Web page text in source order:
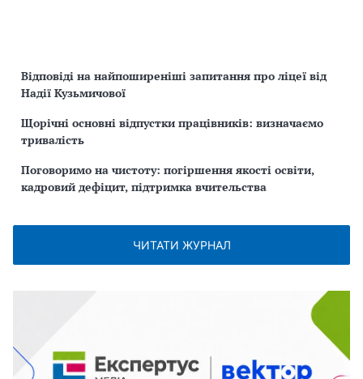
Відповіді на найпоширеніші запитання про ліцеї від
Надії Кузьмичової
Щорічні основні відпустки працівників: визначаємо
тривалість
Поговоримо на чистоту: погіршення якості освіти,
кадровий дефіцит, підтримка вчительства
ЧИТАТИ ЖУРНАЛ